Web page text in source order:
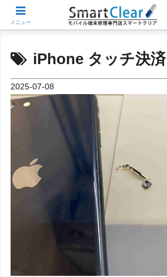
iPhone タッチ決済
2025-07-08
メニュー